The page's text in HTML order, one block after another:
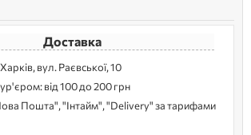
Доставка
вул. Раєвської, 10
від 100 до 200 грн
Пошта", "Інтайм", "Delivery" за тарифами